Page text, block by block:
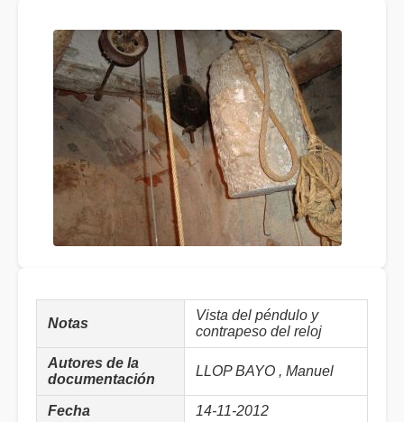
Notas
Vista del péndulo y
contrapeso del reloj
Autores de la
documentación
LLOP BAYO , Manuel
Fecha 14-11-2012